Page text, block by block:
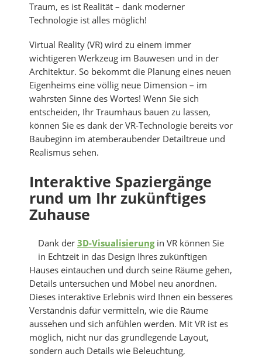
Traum, es ist Realität – dank moderner
Technologie ist alles möglich!
Virtual Reality (VR) wird zu einem immer
wichtigeren Werkzeug im Bauwesen und in der
Architektur. So bekommt die Planung eines neuen
Eigenheims eine völlig neue Dimension – im
wahrsten Sinne des Wortes! Wenn Sie sich
entscheiden, Ihr Traumhaus bauen zu lassen,
können Sie es dank der VR-Technologie bereits vor
Baubeginn im atemberaubender Detailtreue und
Realismus sehen.
Interaktive Spaziergänge
rund um Ihr zukünftiges
Zuhause
Dank der 3D-Visualisierungin VR können Sie
in Echtzeit in das Design Ihres zukünftigen
Hauses eintauchen und durch seine Räume gehen,
Details untersuchen und Möbel neu anordnen.
Dieses interaktive Erlebnis wird Ihnen ein besseres
Verständnis dafür vermitteln, wie die Räume
aussehen und sich anfühlen werden. Mit VR ist es
möglich, nicht nur das grundlegende Layout,
sondern auch Details wie Beleuchtung,